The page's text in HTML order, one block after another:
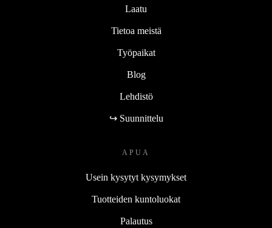
Laatu
Tietoa meistä
Työpaikat
Blog
Lehdistö
↪ Suunnittelu
APUA
Usein kysytyt kysymykset
Tuotteiden kuntoluokat
Palautus